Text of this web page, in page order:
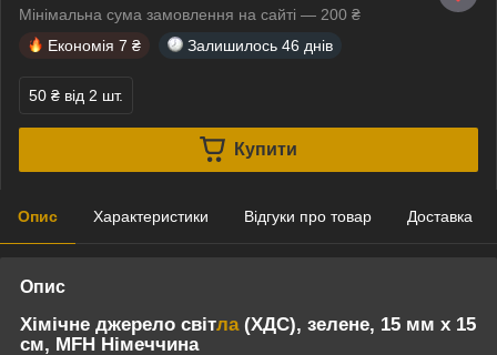
Мінімальна сума замовлення на сайті — 200 ₴
Економія 7 ₴ Залишилось 46 днів
50 ₴ від 2 шт.
Купити
Опис Характеристики Відгуки про товар Доставка
Опис
Хімічне джерело світла (ХДС), зелене, 15 мм x 15
см, MFH Німеччина